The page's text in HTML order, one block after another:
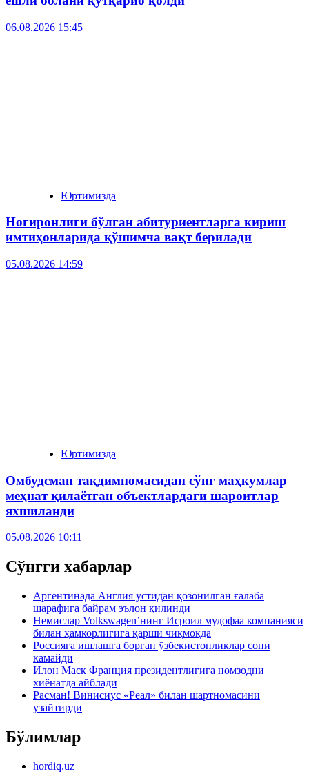
06.08.2026 15:45
Юртимизда
Ногиронлиги бўлган абитуриентларга кириш
имтиҳонларида қўшимча вақт берилади
05.08.2026 14:59
Юртимизда
Омбудсман тақдимномасидан сўнг маҳкумлар
меҳнат қилаётган объектлардаги шароитлар
яхшиланди
05.08.2026 10:11
Сўнгги хабарлар
Аргентинада Англия устидан қозонилган ғалаба
шарафига байрам эълон қилинди
Немислар Volkswagen’нинг Исроил мудофаа компанияси
билан ҳамкорлигига қарши чиқмоқда
Россияга ишлашга борган ўзбекистонликлар сони
камайди
Илон Маск Франция президентлигига номзодни
хиёнатда айблади
Расман! Винисиус «Реал» билан шартномасини
узайтирди
Бўлимлар
hordiq.uz